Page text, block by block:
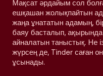
Мақсат әрдайым сол
ешқашан жолықпайтын
жаңа ұнататын адамың,
баяу басталып,
айналатын таныстық. Не
жүрсең де, Tinder саған
ұсынады.